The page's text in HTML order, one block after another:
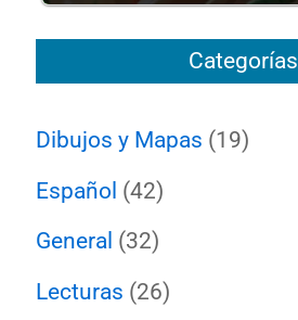
Categorías
Dibujos y Mapas (19)
Español (42)
General (32)
Lecturas (26)